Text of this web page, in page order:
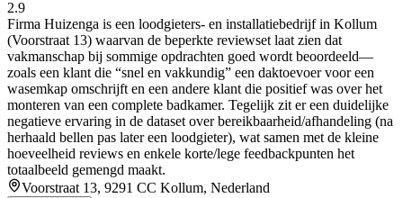
2.9
Firma Huizenga is een loodgieters- en installatiebedrijf in Kollum
(Voorstraat 13) waarvan de beperkte reviewset laat zien dat
vakmanschap bij sommige opdrachten goed wordt beoordeeld—
zoals een klant die “snel en vakkundig” een daktoevoer voor een
wasemkap omschrijft en een andere klant die positief was over het
monteren van een complete badkamer. Tegelijk zit er een duidelijke
negatieve ervaring in de dataset over bereikbaarheid/afhandeling (na
herhaald bellen pas later een loodgieter), wat samen met de kleine
hoeveelheid reviews en enkele korte/lege feedbackpunten het
totaalbeeld gemengd maakt.
Voorstraat 13, 9291 CC Kollum, Nederland